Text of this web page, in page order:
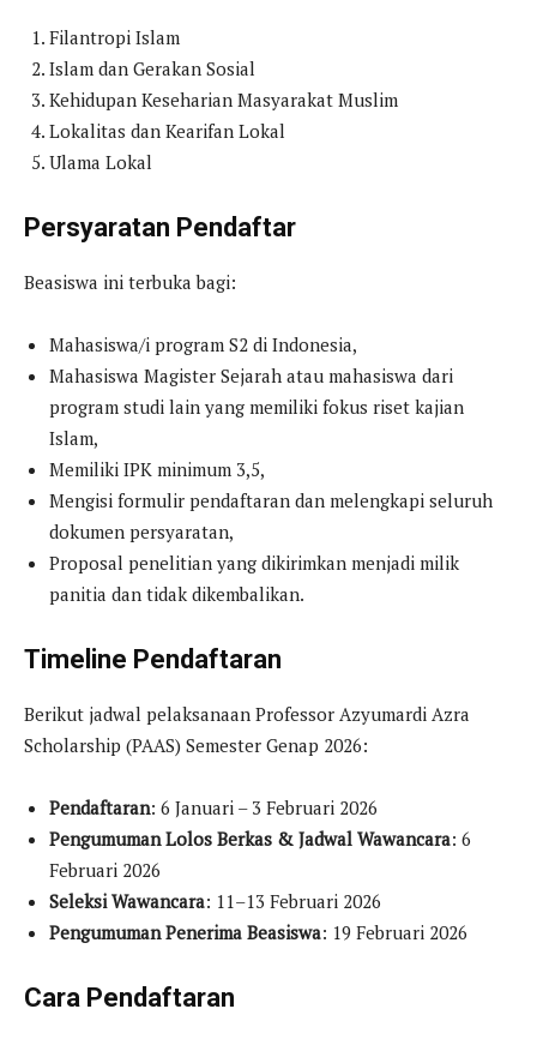
Filantropi Islam
Islam dan Gerakan Sosial
Kehidupan Keseharian Masyarakat Muslim
Lokalitas dan Kearifan Lokal
Ulama Lokal
Persyaratan Pendaftar
Beasiswa ini terbuka bagi:
Mahasiswa/i program S2 di Indonesia,
Mahasiswa Magister Sejarah atau mahasiswa dari
program studi lain yang memiliki fokus riset kajian
Islam,
Memiliki IPK minimum 3,5,
Mengisi formulir pendaftaran dan melengkapi seluruh
dokumen persyaratan,
Proposal penelitian yang dikirimkan menjadi milik
panitia dan tidak dikembalikan.
Timeline Pendaftaran
Berikut jadwal pelaksanaan Professor Azyumardi Azra
Scholarship (PAAS) Semester Genap 2026:
Pendaftaran: 6 Januari – 3 Februari 2026
Pengumuman Lolos Berkas & Jadwal Wawancara: 6
Februari 2026
Seleksi Wawancara: 11–13 Februari 2026
Pengumuman Penerima Beasiswa: 19 Februari 2026
Cara Pendaftaran